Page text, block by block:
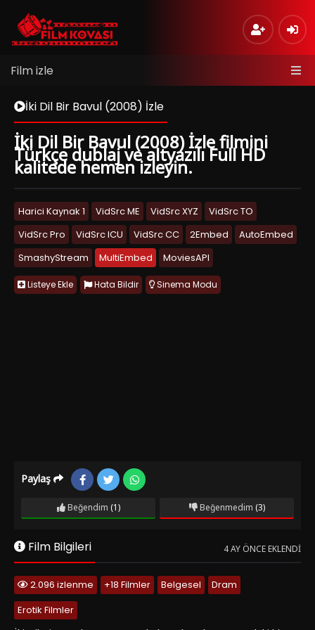
Film izle
İki Dil Bir Bavul (2008) İzle
İki Dil Bir Bavul (2008) İzle filmini
Türkçe dublaj ve altyazılı Full HD
kalitede hemen izleyin.
Harici Kaynak 1 VidSrc ME VidSrc XYZ
VidSrc TO
VidSrc Pro
VidSrc ICU VidSrc CC 2Embed
AutoEmbed
SmashyStream
MultiEmbed MoviesAPI
Listeye Ekle Hata Bildir Sinema Modu
Paylaş
Beğendim (1) Beğenmedim (3)
Film Bilgileri 4 AY ÖNCE EKLENDI
2.096 izlenme +18 Filmler Belgesel
Dram
Erotik Filmler